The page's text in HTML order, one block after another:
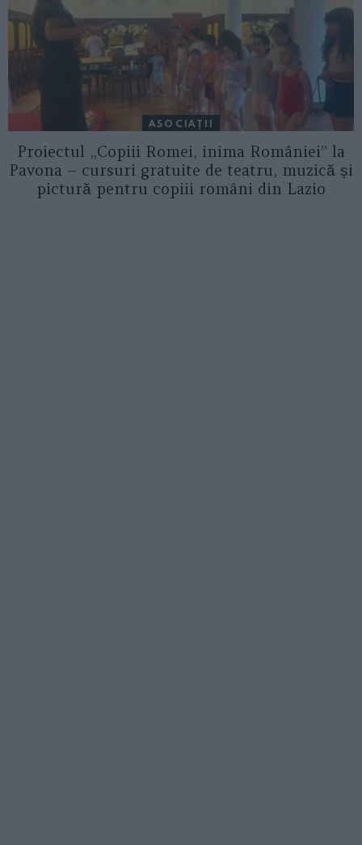
ASOCIAŢII
Proiectul „Copiii Romei, inima României” la
Pavona – cursuri gratuite de teatru, muzică și
pictură pentru copiii români din Lazio